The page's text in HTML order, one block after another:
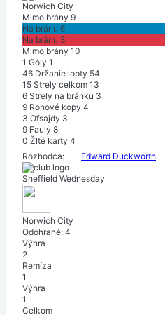
Norwich City
Mimo brány 9
Na bránu 6
Na bránu 3
Mimo brány 10
1 Góly 1
46 Držanie lopty 54
15 Strely celkom 13
6 Strely na bránku 3
9 Rohové kopy 4
3 Ofsajdy 3
9 Fauly 8
0 Žlté karty 4
Rozhodca:
Edward Duckworth
Sheffield Wednesday
Norwich City
Odohrané: 4
Výhra
2
Remíza
1
Výhra
1
Celkom